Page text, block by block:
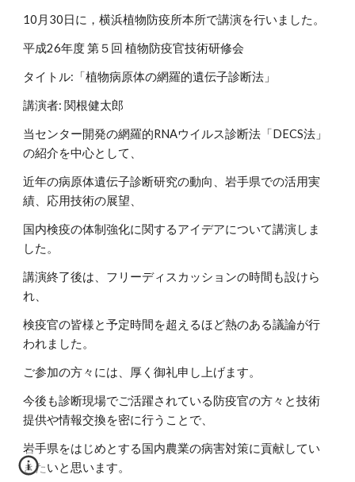
10月30日に，横浜植物防疫所本所で講演を行いました。
平成26年度 第５回 植物防疫官技術研修会
タイトル:「植物病原体の網羅的遺伝子診断法」
講演者: 関根健太郎
当センター開発の網羅的RNAウイルス診断法「DECS法」
の紹介を中心として、
近年の病原体遺伝子診断研究の動向、岩手県での活用実
績、応用技術の展望、
国内検疫の体制強化に関するアイデアについて講演しま
した。
講演終了後は、フリーディスカッションの時間も設けら
れ、
検疫官の皆様と予定時間を超えるほど熱のある議論が行
われました。
ご参加の方々には、厚く御礼申し上げます。
今後も診断現場でご活躍されている防疫官の方々と技術
提供や情報交換を密に行うことで、
岩手県をはじめとする国内農業の病害対策に貢献してい
きたいと思います。